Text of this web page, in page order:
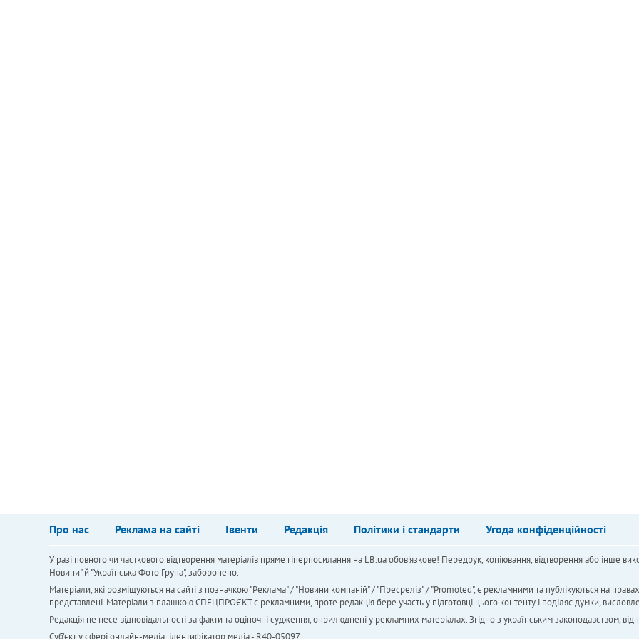
Про нас Реклама на сайті Івенти Редакція Політики і стандарти Угода конфіденційності
У разі повного чи часткового відтворення матеріалів пряме гіперпосилання на LB.ua обов'язкове! Передрук, копіювання, відтворення або інше
Новини" й "Українська Фото Група", заборонено.
Матеріали, які розміщуються на сайті з позначкою "Реклама" / "Новини компаній" / "Пресреліз" / "Promoted", є рекламними та публікуються на
представлені. Матеріали з плашкою СПЕЦПРОЄКТ є рекламними, проте редакція бере участь у підготовці цього контенту і поділяє думки,
Редакція не несе відповідальності за факти та оціночні судження, оприлюднені у рекламних матеріалах. Згідно з українським законодавством,